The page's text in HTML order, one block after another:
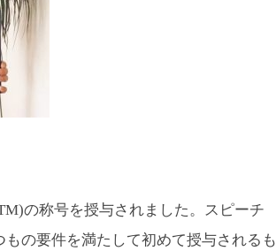
の称号を授与されました。スピーチ
の要件を満たして初めて授与されるも